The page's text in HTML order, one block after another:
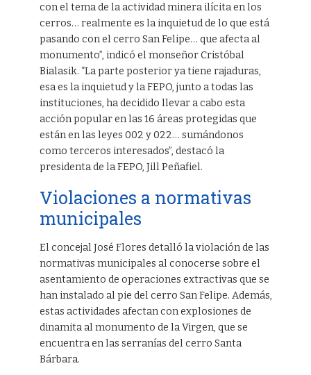
con el tema de la actividad minera ilícita en los
cerros… realmente es la inquietud de lo que está
pasando con el cerro San Felipe… que afecta al
monumento”, indicó el monseñor Cristóbal
Bialasik. “La parte posterior ya tiene rajaduras,
esa es la inquietud y la FEPO, junto a todas las
instituciones, ha decidido llevar a cabo esta
acción popular en las 16 áreas protegidas que
están en las leyes 002 y 022… sumándonos
como terceros interesados”, destacó la
presidenta de la FEPO, Jill Peñafiel.
Violaciones a normativas
municipales
El concejal José Flores detalló la violación de las
normativas municipales al conocerse sobre el
asentamiento de operaciones extractivas que se
han instalado al pie del cerro San Felipe. Además,
estas actividades afectan con explosiones de
dinamita al monumento de la Virgen, que se
encuentra en las serranías del cerro Santa
Bárbara.